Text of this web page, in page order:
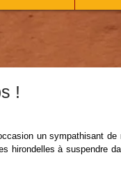
!
un sympathisant
hirondelles à suspendre